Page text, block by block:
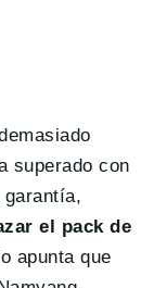
superado con
el pack de
apunta que